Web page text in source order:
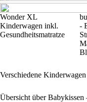
Wonder XL
Kinderwagen inkl.
Gesundheitsmatratze
-
Verschiedene
Übersicht über